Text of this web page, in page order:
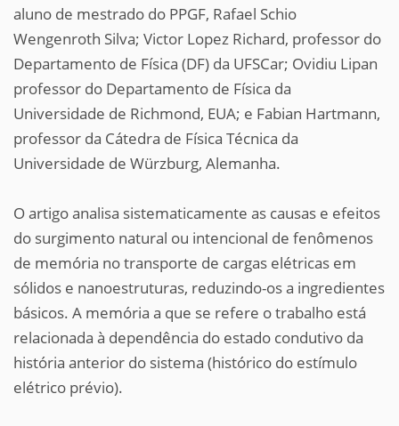
aluno de mestrado do PPGF, Rafael Schio
Wengenroth Silva; Victor Lopez Richard, professor do
Departamento de Física (DF) da UFSCar; Ovidiu Lipan
professor do Departamento de Física da
Universidade de Richmond, EUA; e Fabian Hartmann,
professor da Cátedra de Física Técnica da
Universidade de Würzburg, Alemanha.
O artigo analisa sistematicamente as causas e efeitos
do surgimento natural ou intencional de fenômenos
de memória no transporte de cargas elétricas em
sólidos e nanoestruturas, reduzindo-os a ingredientes
básicos. A memória a que se refere o trabalho está
relacionada à dependência do estado condutivo da
história anterior do sistema (histórico do estímulo
elétrico prévio).